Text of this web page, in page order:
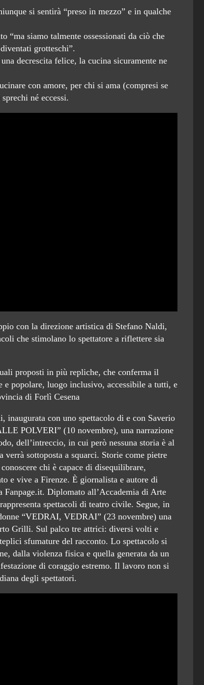
si sentirà “preso in mezzo” e in qualche
“ma siamo talmente ossessionati da ciò che
grotteschi”.
decrescita felice, la cucina sicuramente ne
con amore, per chi si ama (compresi se
né eccessi.
con la direzione artistica di Stefano Naldi,
che stimolano lo spettatore a riflettere sia
proposti in più repliche, che conferma il
e popolare, luogo inclusivo, accessibile a tutti, e
di Forlì Cesena
inaugurata con uno spettacolo di e con Saverio
POLVERI” (10 novembre), una narrazione
dell’intreccio, in cui però nessuna storia è al
sottoposta a squarci. Storie come pietre
chi è capace di disequilibrare,
e vive a Firenze. È giornalista e autore di
Fanpage.it. Diplomato all’Accademia di Arte
spettacoli di teatro civile. Segue, in
“VEDRAI, VEDRAI” (23 novembre) una
Grilli. Sul palco tre attrici: diversi volti e
sfumature del racconto. Lo spettacolo si
dalla violenza fisica e quella generata da un
di coraggio estremo. Il lavoro non si
degli spettatori.